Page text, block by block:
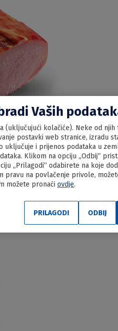
Vaših
(uključujući kolačiće). Neke od njih
postavki web stranice, izradu
uključuje i prijenos podataka u
Klikom na opciju „Odbij“
„Prilagodi“ odabirete na koje
pravu na povlačenje privole,
možete pronaći ovdje.
ODBIJ
PRILAGODI